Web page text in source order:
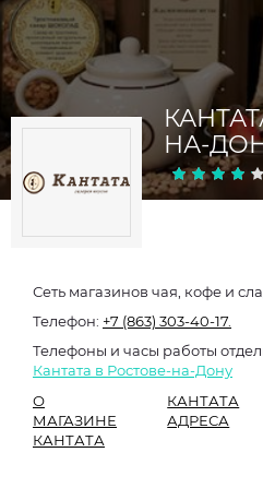
НА-
Сеть магазинов чая, кофе и
Телефон: +7 (863) 303-40-17.
Телефоны и часы работы
Кантата в Ростове-на-Дону
О
МАГАЗИНЕ
КАНТАТА
КАНТАТА
АДРЕСА